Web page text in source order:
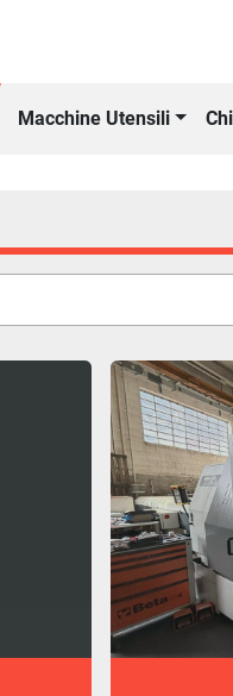
Macchine Utensili